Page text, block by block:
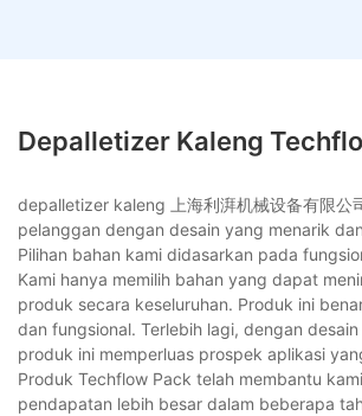
Depalletizer Kaleng
depalletizer kaleng 上海利湃机械设备有限公
pelanggan dengan desain yang menarik
Pilihan bahan kami didasarkan pada
Kami hanya memilih bahan yang dapat
produk secara keseluruhan. Produk ini
dan fungsional. Terlebih lagi, dengan
produk ini memperluas prospek aplikasi
Produk Techflow Pack telah membantu
pendapatan lebih besar dalam beberapa